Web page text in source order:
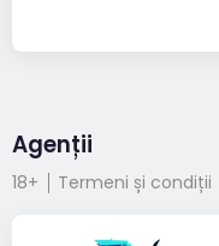
Agenții
18+ Termeni și condiții